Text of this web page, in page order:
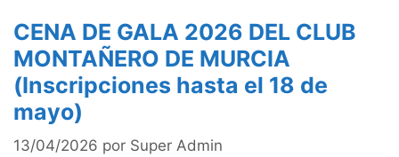
CENA DE GALA 2026 DEL CLUB
MONTAÑERO DE MURCIA
(Inscripciones hasta el 18 de
mayo)
13/04/2026 por Super Admin